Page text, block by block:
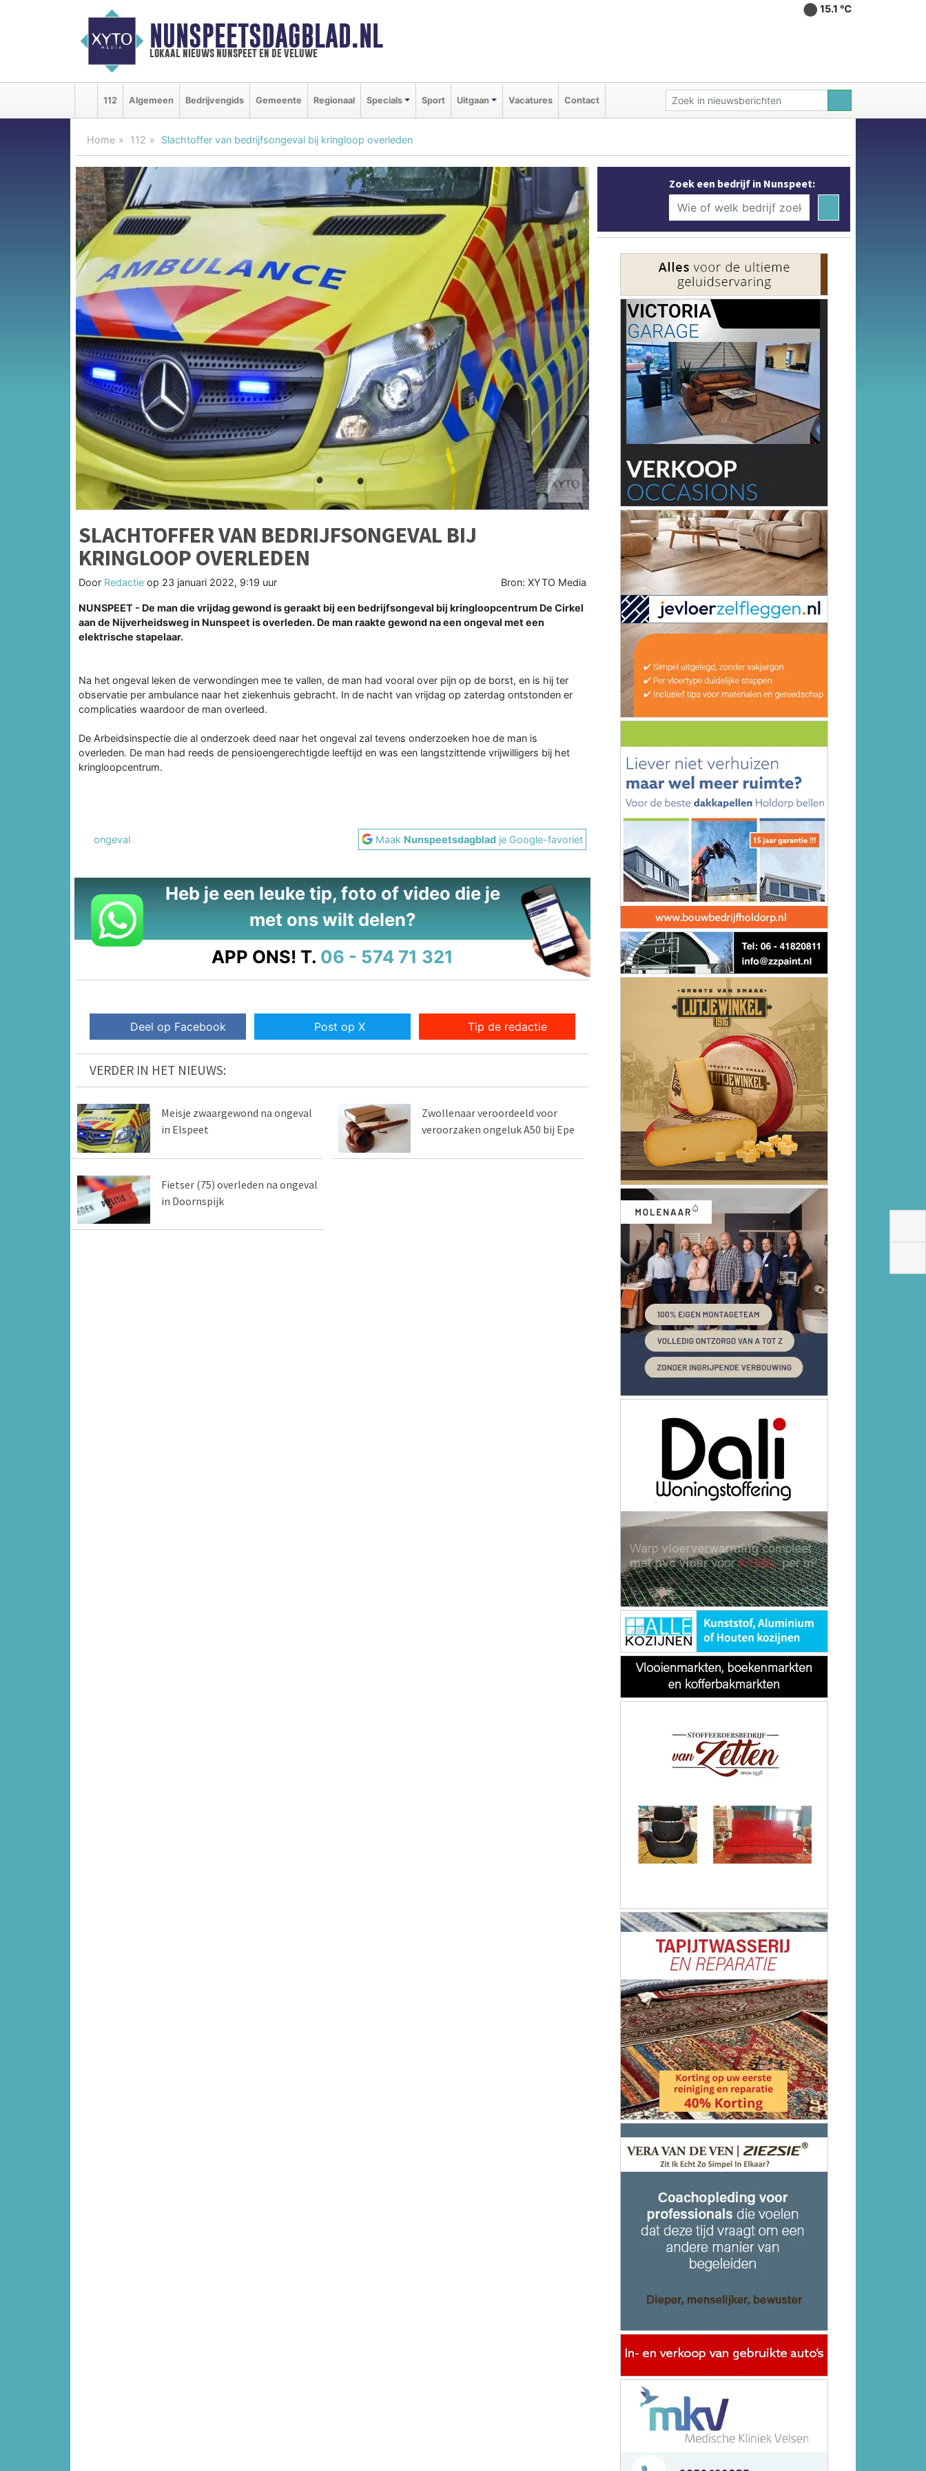
NUNSPEETSDAGBLAD.NL
lokaal nieuws nunspeet en de veluwe
15.1 ℃
112 Algemeen Bedrijvengids Gemeente Regionaal Specials Sport Uitgaan Vacatures Contact
Home 112 Slachtoffer van bedrijfsongeval bij kringloop overleden
SLACHTOFFER VAN BEDRIJFSONGEVAL BIJ
KRINGLOOP OVERLEDEN
Door Redactie op 23 januari 2022, 9:19 uur Bron: XYTO Media
NUNSPEET - De man die vrijdag gewond is geraakt bij een bedrijfsongeval bij kringloopcentrum De Cirkel
aan de Nijverheidsweg in Nunspeet is overleden. De man raakte gewond na een ongeval met een
elektrische stapelaar.
Na het ongeval leken de verwondingen mee te vallen, de man had vooral over pijn op de borst, en is hij ter
observatie per ambulance naar het ziekenhuis gebracht. In de nacht van vrijdag op zaterdag ontstonden er
complicaties waardoor de man overleed.
De Arbeidsinspectie die al onderzoek deed naar het ongeval zal tevens onderzoeken hoe de man is
overleden. De man had reeds de pensioengerechtigde leeftijd en was een langstzittende vrijwilligers bij het
kringloopcentrum.
ongeval Maak Nunspeetsdagblad je Google-favoriet
Heb je een leuke tip, foto of video die je
met ons wilt delen?
APP ONS! T. 06 - 574 71 321
Deel op Facebook Post op X Tip de redactie
VERDER IN HET NIEUWS:
Meisje zwaargewond na ongeval
in Elspeet
Zwollenaar veroordeeld voor
veroorzaken ongeluk A50 bij Epe
Fietser (75) overleden na ongeval
in Doornspijk
Zoek een bedrijf in Nunspeet: